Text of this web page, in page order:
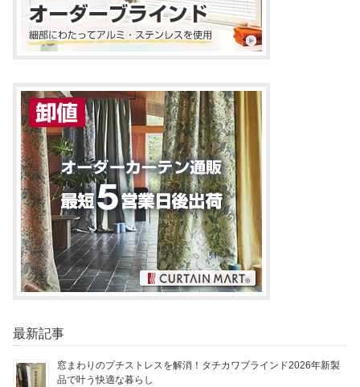
最新記事
窓まわりのプチストレスを解消！タチカワブラインド2026年新製
品で叶う快適な暮らし